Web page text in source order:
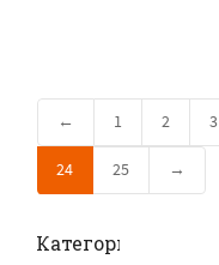
← 1 2 3
24 25 →
Категории товаров